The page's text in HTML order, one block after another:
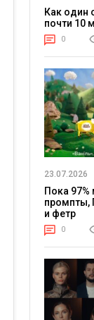
Как один
почти 10
0
23.07.2026
Пока
промпты,
и фетр
0